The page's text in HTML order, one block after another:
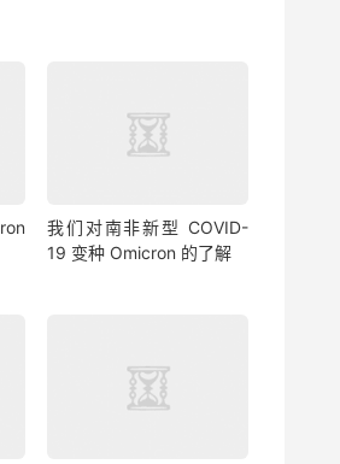
我们对南非新型 COVID-
19 变种 Omicron 的了解